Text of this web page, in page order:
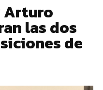
Arturo
las dos
de